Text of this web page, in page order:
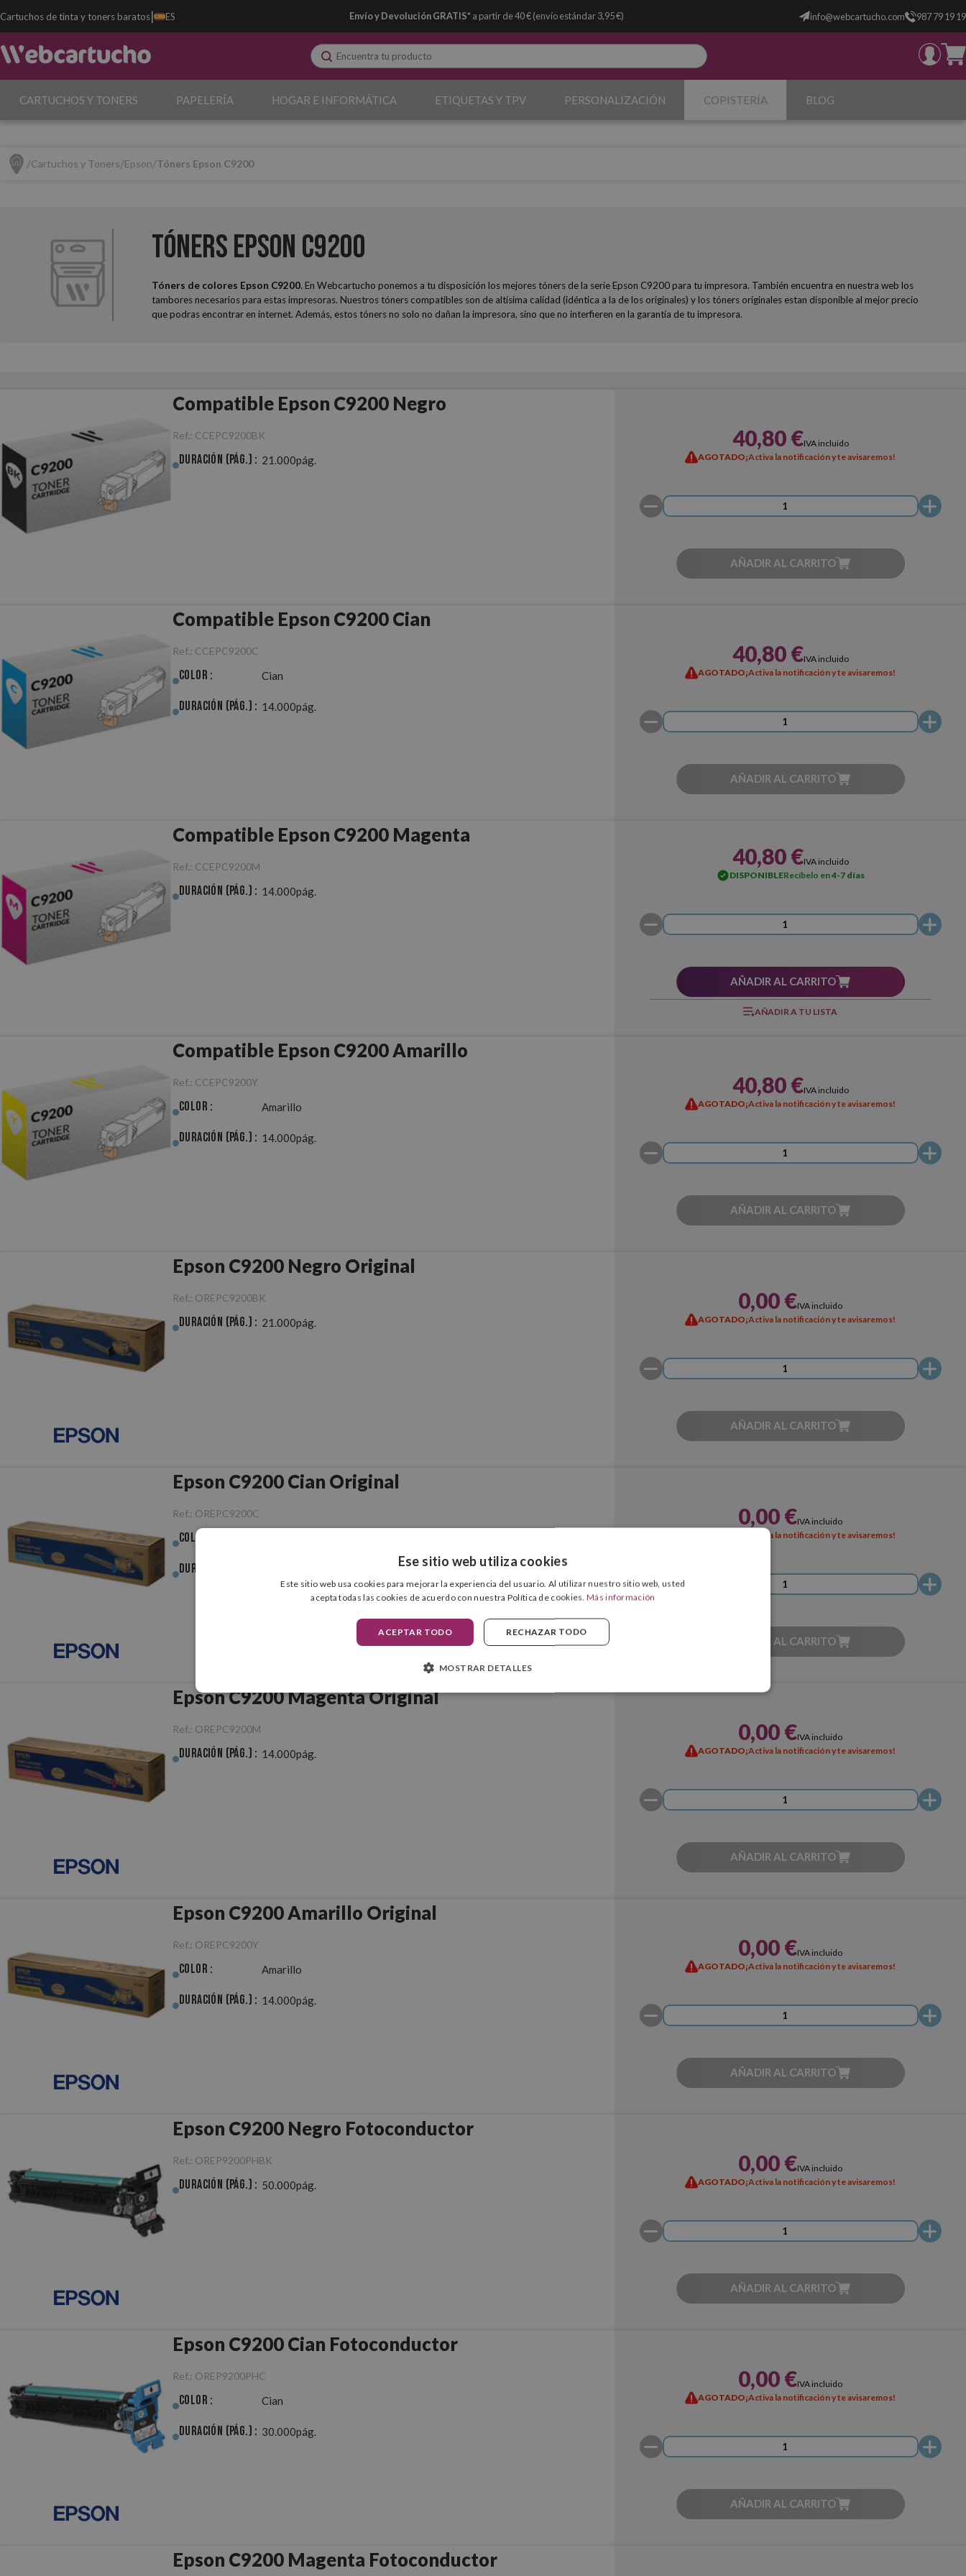
Cartuchos de tinta y toners baratos| ES Envío y Devolución GRATIS*a partir de 40 € (envío estándar 3,95 €) info@webcartucho.com 987 79 19 19
CARTUCHOS Y TONERS PAPELERÍA HOGAR E INFORMÁTICA ETIQUETAS Y TPV PERSONALIZACIÓN COPISTERÍA BLOG
Cartuchos y Toners Epson Tóners Epson C9200
Tóners Epson C9200
Tóners de colores Epson C9200.En Webcartucho ponemos a tu disposición los mejores tóners de la serie Epson C9200 para tu impresora. También encuentra en nuestra web los
tambores necesarios para estas impresoras. Nuestros tóners compatibles son de altísima calidad (idéntica a la de los originales) y los tóners originales estan disponible al mejor precio
que podras encontrar en internet. Además, estos tóners no solo no dañan la impresora, sino que no interfieren en la garantía de tu impresora.
Compatible Epson C9200 Negro
Ref.: CCEPC9200BK
Duración (pág.) : 21.000pág.
40,80 €IVA incluido
AGOTADO¡Activa la notificación y te avisaremos!
AÑADIR AL CARRITO
Compatible Epson C9200 Cian
Ref.: CCEPC9200C
Color : Cian
Duración (pág.) : 14.000pág.
40,80 €IVA incluido
AGOTADO¡Activa la notificación y te avisaremos!
AÑADIR AL CARRITO
Compatible Epson C9200 Magenta
Ref.: CCEPC9200M
Duración (pág.) : 14.000pág.
40,80 €IVA incluido
DISPONIBLERecíbelo en4-7 días
AÑADIR AL CARRITO
AÑADIR A TU LISTA
Compatible Epson C9200 Amarillo
Ref.: CCEPC9200Y
Color : Amarillo
Duración (pág.) : 14.000pág.
40,80 €IVA incluido
AGOTADO¡Activa la notificación y te avisaremos!
AÑADIR AL CARRITO
Epson C9200 Negro Original
Ref.: OREPC9200BK
Duración (pág.) : 21.000pág.
0,00 €IVA incluido
AGOTADO¡Activa la notificación y te avisaremos!
AÑADIR AL CARRITO
Epson C9200 Cian Original
Ref.: OREPC9200C
Color :
Duración (pág.) :
0,00 €IVA incluido
¡Activa la notificación y te avisaremos!
AÑADIR AL CARRITO
Epson C9200 Magenta Original
Ref.: OREPC9200M
Duración (pág.) : 14.000pág.
0,00 €IVA incluido
AGOTADO¡Activa la notificación y te avisaremos!
AÑADIR AL CARRITO
Epson C9200 Amarillo Original
Ref.: OREPC9200Y
Color : Amarillo
Duración (pág.) : 14.000pág.
0,00 €IVA incluido
AGOTADO¡Activa la notificación y te avisaremos!
AÑADIR AL CARRITO
Epson C9200 Negro Fotoconductor
Ref.: OREP9200PHBK
Duración (pág.) : 50.000pág.
0,00 €IVA incluido
AGOTADO¡Activa la notificación y te avisaremos!
AÑADIR AL CARRITO
Epson C9200 Cian Fotoconductor
Ref.: OREP9200PHC
Color : Cian
Duración (pág.) : 30.000pág.
0,00 €IVA incluido
AGOTADO¡Activa la notificación y te avisaremos!
AÑADIR AL CARRITO
Epson C9200 Magenta Fotoconductor
Ese sitio web utiliza cookies
Este sitio web usa cookies para mejorar la experiencia del usuario. Al utilizar nuestro sitio web, usted
acepta todas las cookies de acuerdo con nuestra Política de cookies.Más información
ACEPTAR TODO RECHAZAR TODO
MOSTRAR DETALLES